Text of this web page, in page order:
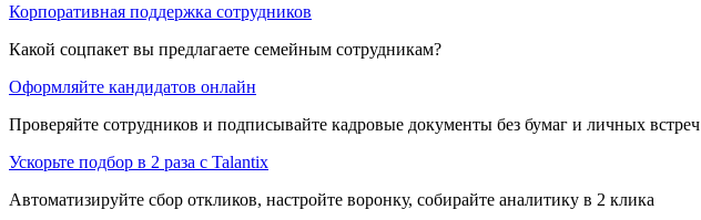
Корпоративная поддержка сотрудников
Какой соцпакет вы предлагаете семейным сотрудникам?
Оформляйте кандидатов онлайн
Проверяйте сотрудников и подписывайте кадровые документы без бумаг и личных встреч
Ускорьте подбор в 2 раза с Talantix
Автоматизируйте сбор откликов, настройте воронку, собирайте аналитику в 2 клика